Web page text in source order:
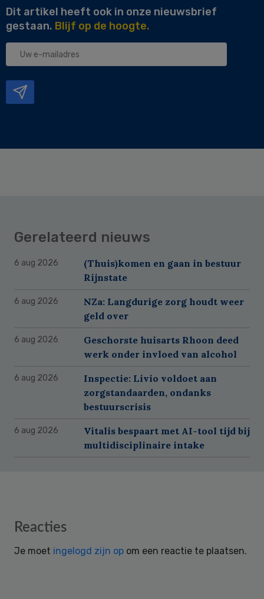
Dit artikel heeft ook in onze nieuwsbrief
gestaan. Blijf op de hoogte.
Uw
Gerelateerd nieuws
6 aug 2026
(Thuis)komen en gaan in bestuur
Rijnstate
6 aug 2026
NZa: Langdurige zorg houdt weer
geld over
6 aug 2026
Geschorste huisarts Rhoon deed
werk onder invloed van alcohol
6 aug 2026
Inspectie: Livio voldoet aan
zorgstandaarden, ondanks
bestuurscrisis
6 aug 2026
Vitalis bespaart met AI-tool tijd bij
multidisciplinaire intake
Reader
Reacties
Je moet ingelogd zijn op om een reactie te plaatsen.